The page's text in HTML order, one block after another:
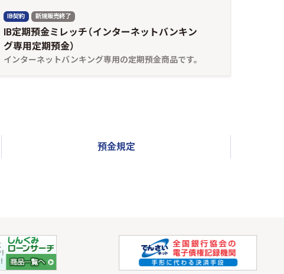
IB契約 新規販売終了
IB定期預金ミレッチ（インターネットバンキン
グ専用定期預金）
インターネットバンキング専用の定期預金商品です。
預金規定